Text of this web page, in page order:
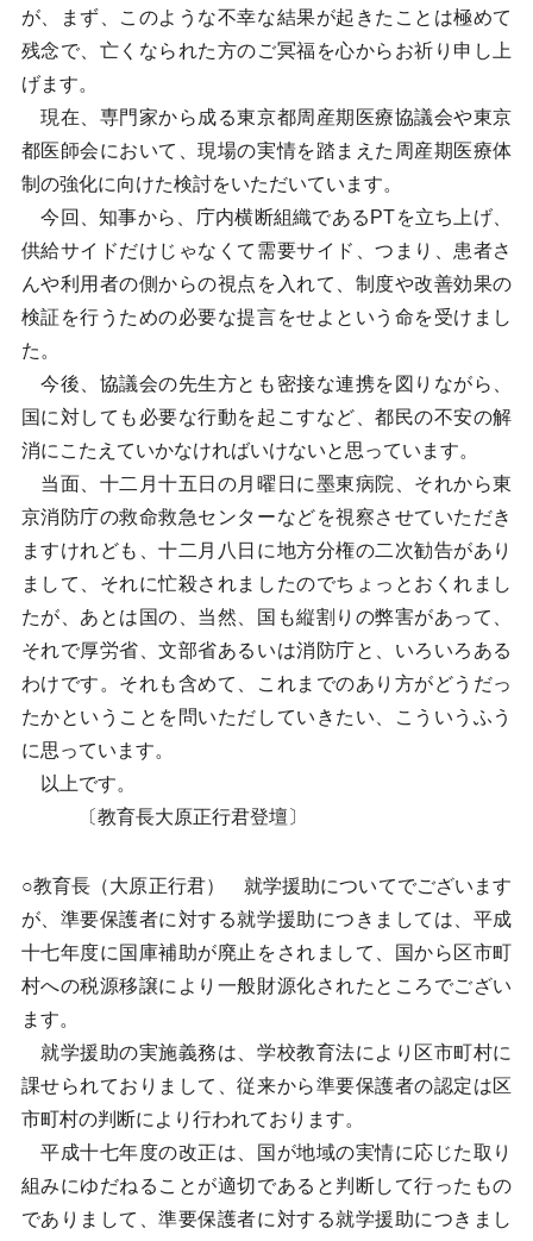
が、まず、このような不幸な結果が起きたことは極めて
残念で、亡くなられた方のご冥福を心からお祈り申し上
げます。
現在、専門家から成る東京都周産期医療協議会や東京
都医師会において、現場の実情を踏まえた周産期医療体
制の強化に向けた検討をいただいています。
今回、知事から、庁内横断組織であるPTを立ち上げ、
供給サイドだけじゃなくて需要サイド、つまり、患者さ
んや利用者の側からの視点を入れて、制度や改善効果の
検証を行うための必要な提言をせよという命を受けまし
た。
今後、協議会の先生方とも密接な連携を図りながら、
国に対しても必要な行動を起こすなど、都民の不安の解
消にこたえていかなければいけないと思っています。
当面、十二月十五日の月曜日に墨東病院、それから東
京消防庁の救命救急センターなどを視察させていただき
ますけれども、十二月八日に地方分権の二次勧告があり
まして、それに忙殺されましたのでちょっとおくれまし
たが、あとは国の、当然、国も縦割りの弊害があって、
それで厚労省、文部省あるいは消防庁と、いろいろある
わけです。それも含めて、これまでのあり方がどうだっ
たかということを問いただしていきたい、こういうふう
に思っています。
以上です。
〔教育長大原正行君登壇〕
○教育長（大原正行君） 就学援助についてでございます
が、準要保護者に対する就学援助につきましては、平成
十七年度に国庫補助が廃止をされまして、国から区市町
村への税源移譲により一般財源化されたところでござい
ます。
就学援助の実施義務は、学校教育法により区市町村に
課せられておりまして、従来から準要保護者の認定は区
市町村の判断により行われております。
平成十七年度の改正は、国が地域の実情に応じた取り
組みにゆだねることが適切であると判断して行ったもの
でありまして、準要保護者に対する就学援助につきまし